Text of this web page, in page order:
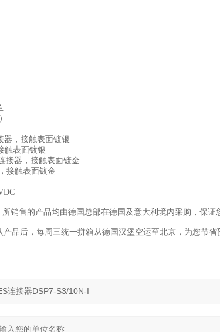
器，接触表面镀银
触表面镀银
接器，接触表面镀金
接触表面镀金
销售的产品均由德国总部在德国及意大利境内采购，保证
品后，每周三统一拼箱从德国汉堡空运至北京，为您节省